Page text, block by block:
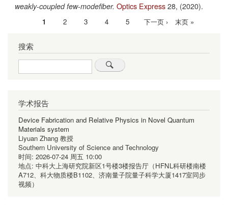
weakly-coupled few-modefiber. Optics Express 28, (2020).
当1 Page
2 Page
3 Page
4 Page
5
下
下一页 ›
末
末页 »
搜索
Search
学术报告
Device Fabrication and Relative Physics in Novel Quantum
Materials system
Liyuan Zhang 教授
Southern University of Science and Technology
时间: 2026-07-24 周五 10:00
地点: 中科大上海研究院新区1号楼3楼报告厅（HFNL科研楼南楼
A712、科大物质楼B1102、济南量子院量子科学大厦1417室同步
视频）